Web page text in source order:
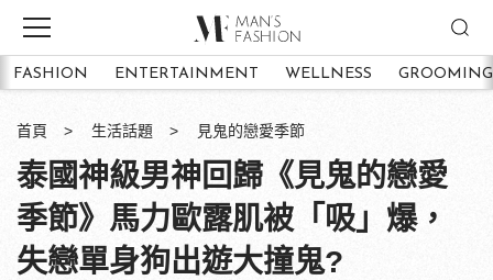
FASHION ENTERTAINMENT WELLNESS GROOMING
首頁 生活話題 見鬼的戀愛季節
泰國神級男神回歸《見鬼的戀愛
季節》馬力歐露肌被「吸」爆，
失戀單身狗出遊大撞鬼?